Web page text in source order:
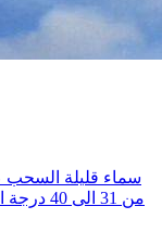
سماء قليلة السحب
من 31